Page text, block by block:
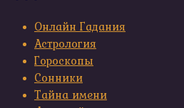
Онлайн Гадания
Астрология
Гороскопы
Сонники
Тайна имени